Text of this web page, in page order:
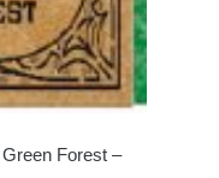
Forest –